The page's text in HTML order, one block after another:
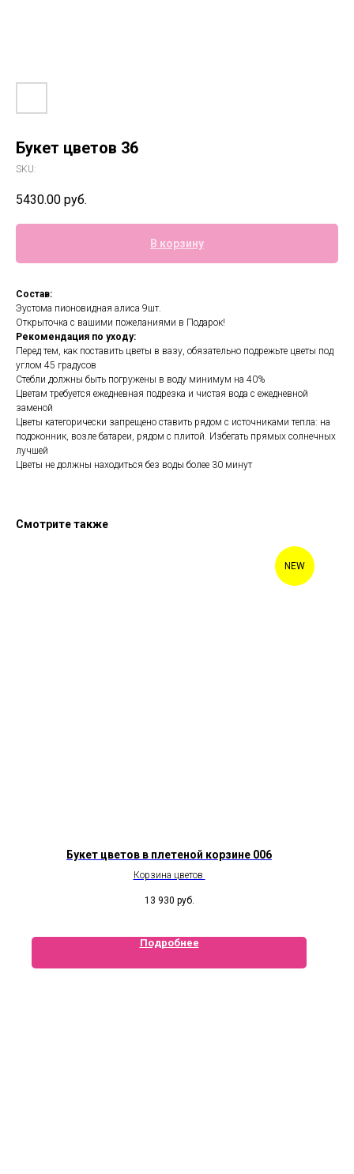
Букет цветов 36
SKU:
5430.00 руб.
В корзину
Состав:
Эустома пионовидная алиса 9шт.
Открыточка с вашими пожеланиями в Подарок!
Рекомендация по уходу:
Перед тем, как поставить цветы в вазу, обязательно подрежьте цветы под
углом 45 градусов
Стебли должны быть погружены в воду минимум на 40%
Цветам требуется ежедневная подрезка и чистая вода с ежедневной
заменой
Цветы категорически запрещено ставить рядом с источниками тепла: на
подоконник, возле батареи, рядом с плитой. Избегать прямых солнечных
лучшей
Цветы не должны находиться без воды более 30 минут
Смотрите также
NEW
Букет цветов в плетеной корзине 006
Корзина цветов
13 930 руб.
Подробнее